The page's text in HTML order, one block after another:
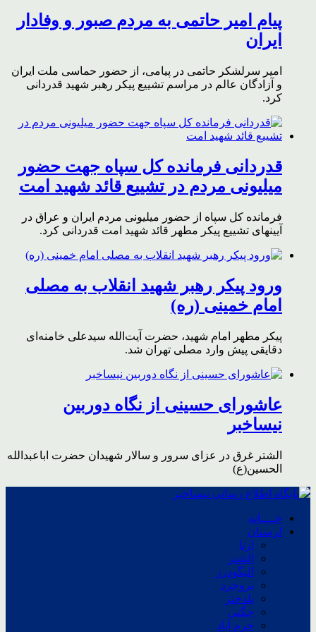
پیام امیر حاتمی به مردم صبور و وفادار
ایران
امیر سرلشکر حاتمی در پیامی، از حضور حماسی ملت ایران
و آزادگان عالم در مراسم تشییع پیکر رهبر شهید قدردانی
کرد.
قدردانی فرمانده کل سپاه جهت حضور
میلیونی مردم در تشییع قائد شهید امت
فرمانده کل سپاه از حضور میلیونی مردم ایران و عراق در
آیینهای تشییع پیکر مطهر قائد شهید امت قدردانی کرد.
ورود پیکر رهبر شهید انقلاب به مصلی
امام خمینی (ره)
پیکر مطهر امام شهید،‌ حضرت آیت‌الله سیدعلی خامنه‌ای
دقایقی پیش وارد مصلی تهران شد.
عاشورای حسینی از نگاه دوربین
نیساخبر
الشتر غرق در عزای سرور و سالار شهیدان حضرت اباعبدالله
الحسین(ع)
خــــانه
لرستان
ازنا
الشتر
الیگودرز
بروجرد
پلدختر
چگنی
خرم آباد